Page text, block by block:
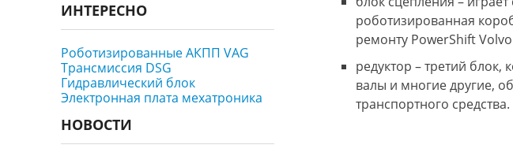
ИНТЕРЕСНО
Роботизированные АКПП VAG
Трансмиссия DSG
Гидравлический блок
Электронная плата мехатроника
НОВОСТИ
роботизированная
ремонту PowerShift
редуктор – третий
валы и многие другие,
транспортного средства.